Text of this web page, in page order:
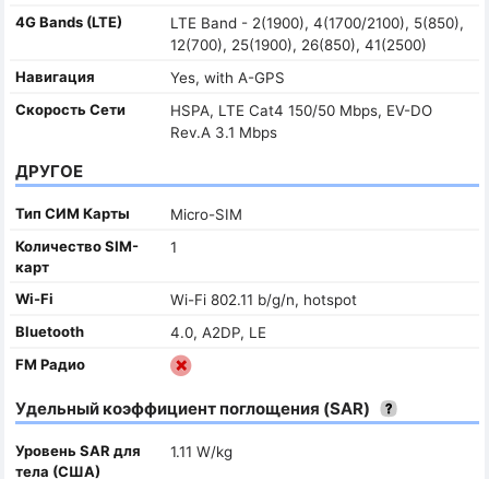
4G Bands (LTE)
LTE Band - 2(1900), 4(1700/2100), 5(850),
12(700), 25(1900), 26(850), 41(2500)
Навигация
Yes, with A-GPS
Скорость Сети
HSPA, LTE Cat4 150/50 Mbps, EV-DO
Rev.A 3.1 Mbps
ДРУГОЕ
Тип СИМ Карты
Micro-SIM
Количество SIM-
карт
1
Wi-Fi
Wi-Fi 802.11 b/g/n, hotspot
Bluetooth
4.0, A2DP, LE
FM Радио
Удельный коэффициент поглощения (SAR)
Уровень SAR для
тела (США)
1.11 W/kg